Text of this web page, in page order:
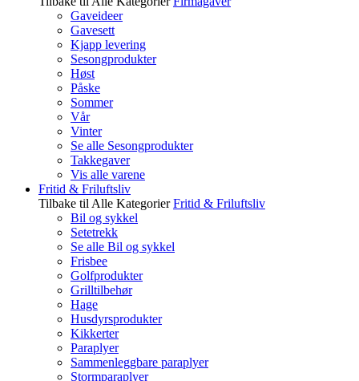
Gaveideer
Gavesett
Kjapp levering
Sesongprodukter
Høst
Påske
Sommer
Vår
Vinter
Se alle Sesongprodukter
Takkegaver
Vis alle varene
Fritid & Friluftsliv
Tilbake til Alle Kategorier Fritid & Friluftsliv
Bil og sykkel
Setetrekk
Se alle Bil og sykkel
Frisbee
Golfprodukter
Grilltilbehør
Hage
Husdyrsprodukter
Kikkerter
Paraplyer
Sammenleggbare paraplyer
Stormparaplyer